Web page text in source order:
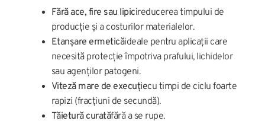
Fără ace, fire sau lipicireducerea timpului de
producție și a costurilor materialelor.
Etanșare ermeticăideale pentru aplicații care
necesită protecție împotriva prafului, lichidelor
sau agenților patogeni.
Viteză mare de execuțiecu timpi de ciclu foarte
rapizi (fracțiuni de secundă).
Tăietură curatăfără a se rupe.